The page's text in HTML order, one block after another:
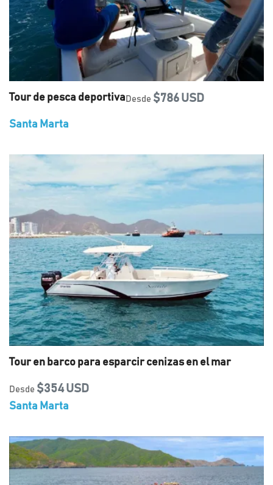
Tour de pesca deportiva Desde $786 USD
Santa Marta
Tour en barco para esparcir cenizas en el mar
Desde $354 USD
Santa Marta